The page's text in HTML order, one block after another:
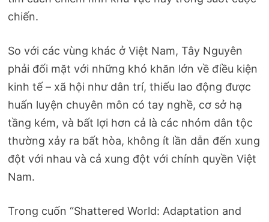
chiến.
So với các vùng khác ở Việt Nam, Tây Nguyên
phải đối mặt với những khó khăn lớn về điều kiện
kinh tế – xã hội như dân trí, thiếu lao động được
huấn luyện chuyên môn có tay nghề, cơ sở hạ
tầng kém, và bất lợi hơn cả là các nhóm dân tộc
thường xảy ra bất hòa, không ít lần dẫn đến xung
đột với nhau và cả xung đột với chính quyền Việt
Nam.
Trong cuốn “Shattered World: Adaptation and